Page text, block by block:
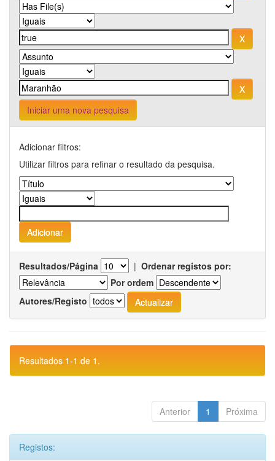
Iniciar uma nova pesquisa
Adicionar filtros:
Utilizar filtros para refinar o resultado da pesquisa.
Resultados/Página | Ordenar registos por:
Por ordem
Autores/Registo
Resultados 1-1 de 1.
Anterior 1 Próxima
Registos: